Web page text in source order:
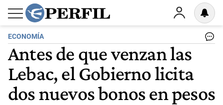
ECONOMÍA
Antes de que venzan las
Lebac, el Gobierno licita
dos nuevos bonos en pesos